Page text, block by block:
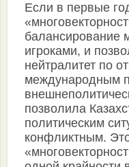
Если в первые
балансирование
игроками, и
нейтралитет по
международным
позволила
политическим
конфликтным.